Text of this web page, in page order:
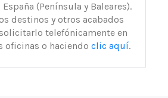
(Península y Baleares).
destinos y otros acabados
telefónicamente en
oficinas o haciendo clic aquí.